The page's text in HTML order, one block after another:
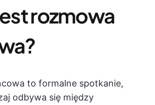
rozmowa
to formalne spotkanie,
odbywa się między